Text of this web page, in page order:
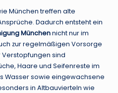
München treffen alte
Dadurch entsteht ein
Münchennicht nur im
zur regelmäßigen Vorsorge
sind
Haare und Seifenreste im
Wasser sowie eingewachsene
in Altbauvierteln wie